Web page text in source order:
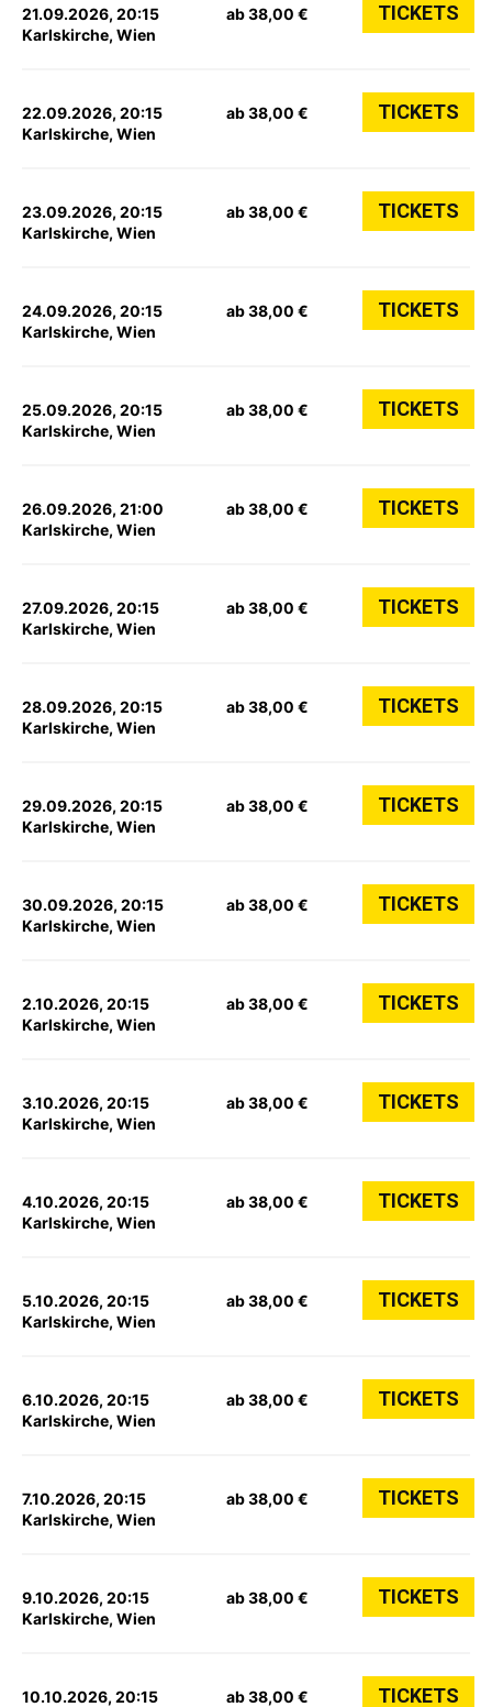
21.09.2026, 20:15
Karlskirche, Wien
ab 38,00 € TICKETS
22.09.2026, 20:15
Karlskirche, Wien
ab 38,00 € TICKETS
23.09.2026, 20:15
Karlskirche, Wien
ab 38,00 € TICKETS
24.09.2026, 20:15
Karlskirche, Wien
ab 38,00 € TICKETS
25.09.2026, 20:15
Karlskirche, Wien
ab 38,00 € TICKETS
26.09.2026, 21:00
Karlskirche, Wien
ab 38,00 € TICKETS
27.09.2026, 20:15
Karlskirche, Wien
ab 38,00 € TICKETS
28.09.2026, 20:15
Karlskirche, Wien
ab 38,00 € TICKETS
29.09.2026, 20:15
Karlskirche, Wien
ab 38,00 € TICKETS
30.09.2026, 20:15
Karlskirche, Wien
ab 38,00 € TICKETS
2.10.2026, 20:15
Karlskirche, Wien
ab 38,00 € TICKETS
3.10.2026, 20:15
Karlskirche, Wien
ab 38,00 € TICKETS
4.10.2026, 20:15
Karlskirche, Wien
ab 38,00 € TICKETS
5.10.2026, 20:15
Karlskirche, Wien
ab 38,00 € TICKETS
6.10.2026, 20:15
Karlskirche, Wien
ab 38,00 € TICKETS
7.10.2026, 20:15
Karlskirche, Wien
ab 38,00 € TICKETS
9.10.2026, 20:15
Karlskirche, Wien
ab 38,00 € TICKETS
10.10.2026, 20:15
ab 38,00 € TICKETS